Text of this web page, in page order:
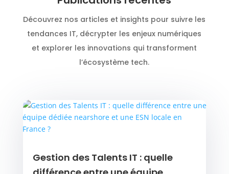
Découvrez nos articles et insights pour suivre les
tendances IT, décrypter les enjeux numériques
et explorer les innovations qui transforment
l’écosystème tech.
Gestion des Talents IT : quelle